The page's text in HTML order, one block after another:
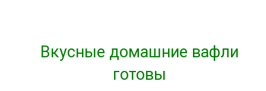
Вкусные домашние вафли
готовы